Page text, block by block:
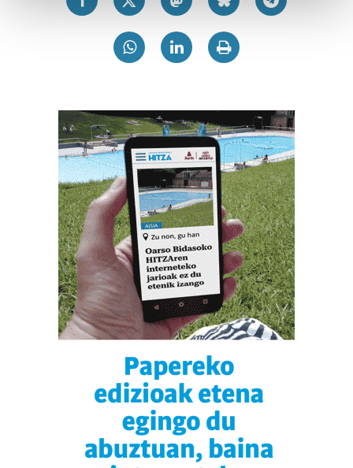
and set your preferences in the details section.
Guk eta gure bazkideek zure datu pertsonalak
prozesatzen ditugu, zure IP zenbakia, besteak beste,
neurtzeko, jendeari buruzko informazioa biltzeko eta
produktuak garatzeko. Zure datuak nork eta zertarako
erabiltzen dituen hauta dezakezu.
Bazkide batzuek ez dizute baimenik eskatzen, eta beren
interes komertzial legitimoetan babesten dira. Ikusi gure
bazkideen zerrenda, beren ustez zein helburutarako
duten interes legitimoa eta horren aurka nola egin
dezakezun ikusteko.
Lortu zure datu pertsonalak prozesatzeko moduari
buruzko informazio gehiago eta ezarri zure lehentasunak
zure baimena Cookieen adierazpenean.
Webgune honek cookie propioak eta hirugarrenen cookie-
fitxategiak erabiltzen ditu. Zure esperientzia eta
zerbitzuak hobetzeko asmoz, cookie teknologiaz
baliatzen gara. Ohar hau onartuz gero, teknologia hori